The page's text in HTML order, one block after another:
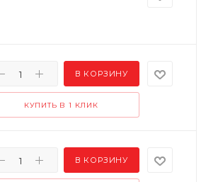
В КОРЗИНУ
КУПИТЬ В 1 КЛИК
В КОРЗИНУ